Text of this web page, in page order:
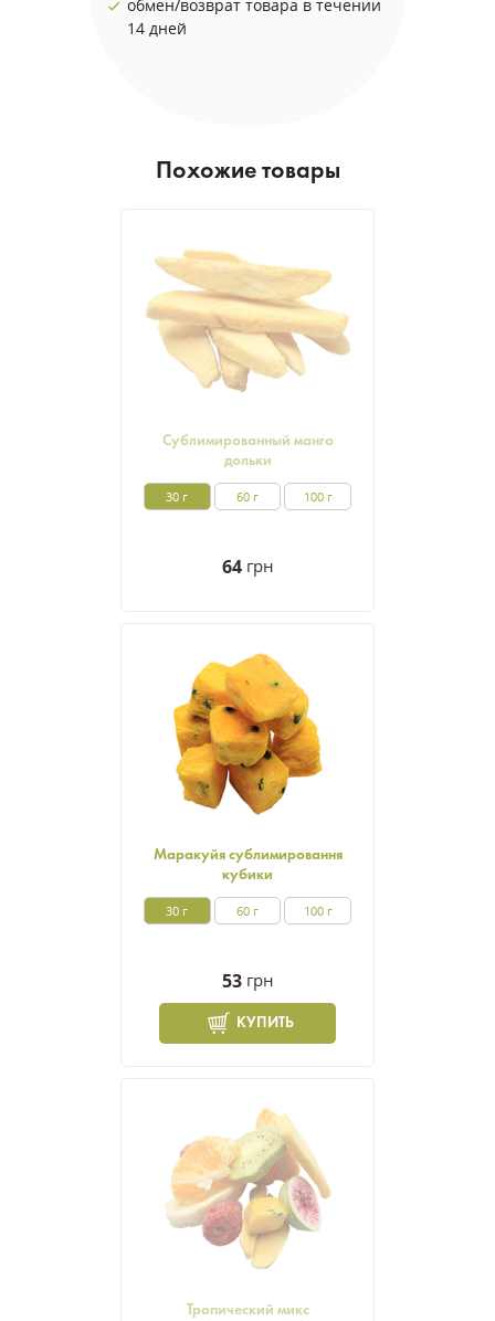
обмен/возврат товара в течении
14 дней
Похожие товары
Сублимированный манго
дольки
30 г 60 г 100 г
64 грн
Маракуйя сублимировання
кубики
30 г 60 г 100 г
53 грн
КУПИТЬ
Тропический микс